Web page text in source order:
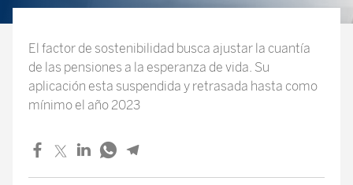
El factor de sostenibilidad busca ajustar la cuantía
de las pensiones a la esperanza de vida. Su
aplicación esta suspendida y retrasada hasta como
mínimo el año 2023